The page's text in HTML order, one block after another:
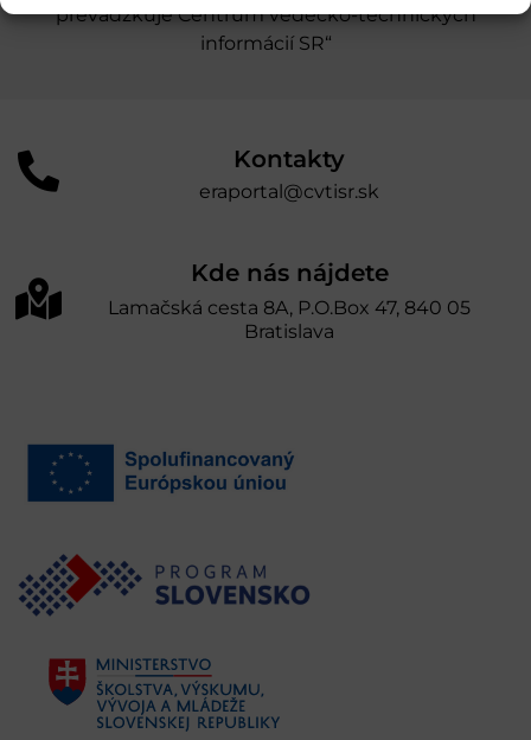
prevádzkuje Centrum vedecko-technických
informácií SR“
Kontakty
eraportal@cvtisr.sk
Kde nás nájdete
Lamačská cesta 8A, P.O.Box 47, 840 05
Bratislava